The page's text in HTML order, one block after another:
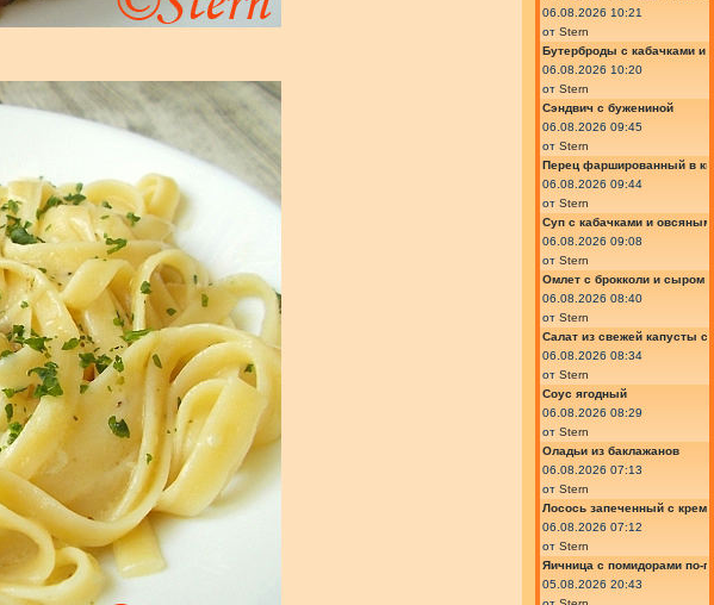
06.08.2026 10:21
от Stern
Бутерброды с кабачками и
06.08.2026 10:20
от Stern
Сэндвич с бужениной
06.08.2026 09:45
от Stern
Перец фаршированный в
06.08.2026 09:44
от Stern
Суп с кабачками и
06.08.2026 09:08
от Stern
Омлет с брокколи и сыром
06.08.2026 08:40
от Stern
Салат из свежей капусты
06.08.2026 08:34
от Stern
Соус ягодный
06.08.2026 08:29
от Stern
Оладьи из баклажанов
06.08.2026 07:13
от Stern
Лосось запеченный с
06.08.2026 07:12
от Stern
Яичница с помидорами по-
05.08.2026 20:43